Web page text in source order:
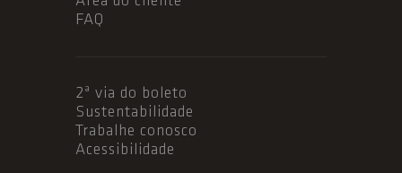
FAQ
2ª via do boleto
Sustentabilidade
Trabalhe conosco
Acessibilidade